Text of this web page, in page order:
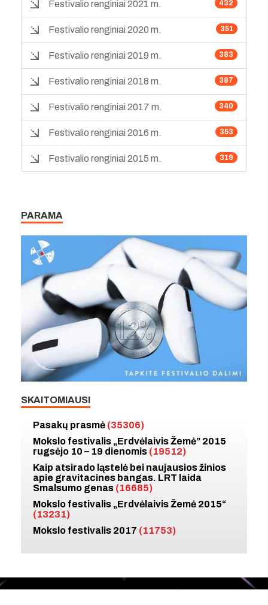
432
Festivalio renginiai 2021 m.
351
Festivalio renginiai 2020 m.
383
Festivalio renginiai 2019 m.
387
Festivalio renginiai 2018 m.
340
Festivalio renginiai 2017 m.
353
Festivalio renginiai 2016 m.
319
Festivalio renginiai 2015 m.
PARAMA
SKAITOMIAUSI
Pasakų prasmė (35306)
Mokslo festivalis „Erdvėlaivis Žemė” 2015
rugsėjo 10 – 19 dienomis (19512)
Kaip atsirado ląstelė bei naujausios žinios
apie gravitacines bangas. LRT laida
Smalsumo genas (16685)
Mokslo festivalis „Erdvėlaivis Žemė 2015“
(13231)
Mokslo festivalis 2017 (11753)